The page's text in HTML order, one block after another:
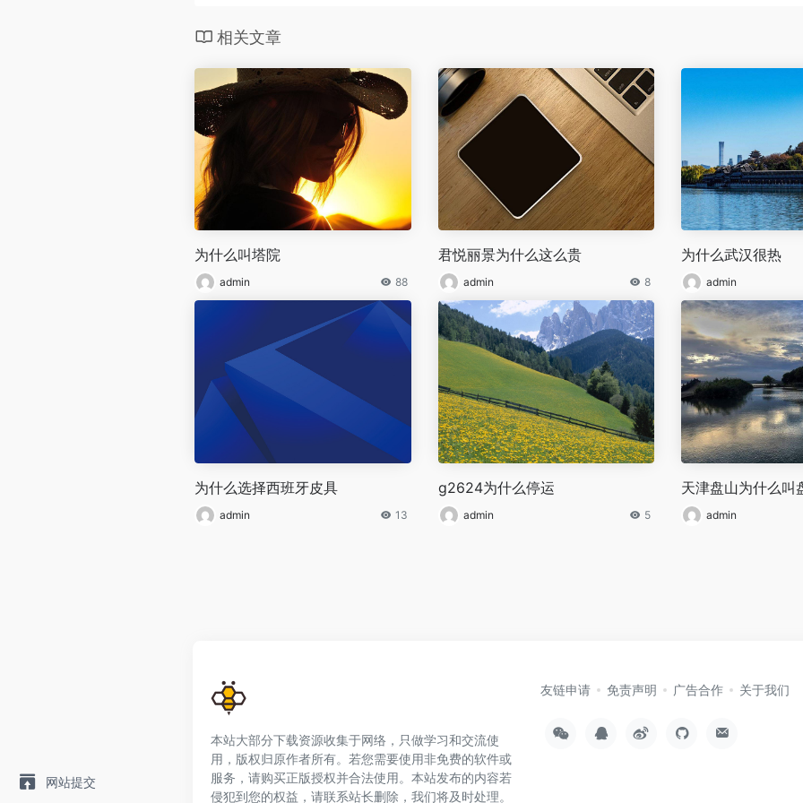
网站提交
相关文章
为什么叫塔院
admin 88
君悦丽景为什么这么贵
admin 8
为什么武汉很热
admin
为什么选择西班牙皮具
admin 13
g2624为什么停运
admin 5
天津盘山为什么叫
admin
本站大部分下载资源收集于网络，只做学习和交流使
用，版权归原作者所有。若您需要使用非免费的软件或
服务，请购买正版授权并合法使用。本站发布的内容若
侵犯到您的权益，请联系站长删除，我们将及时处理。
友链申请 免责声明 广告合作 关于我们